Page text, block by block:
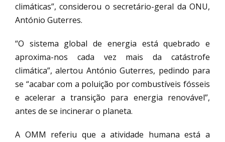
climáticas”, considerou o secretário-geral da ONU,
António Guterres.
“O sistema global de energia está quebrado e
aproxima-nos cada vez mais da catástrofe
climática”, alertou António Guterres, pedindo para
se “acabar com a poluição por combustíveis fósseis
e acelerar a transição para energia renovável”,
antes de se incinerar o planeta.
A OMM referiu que a atividade humana está a